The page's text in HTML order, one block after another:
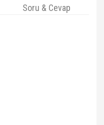
Soru & Cevap